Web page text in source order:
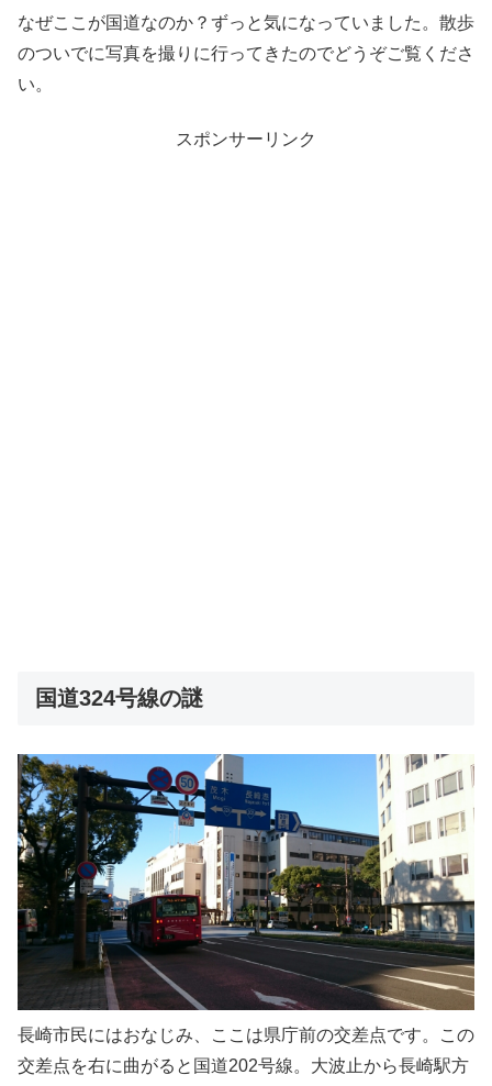
なぜここが国道なのか？ずっと気になっていました。散歩
のついでに写真を撮りに行ってきたのでどうぞご覧くださ
い。
スポンサーリンク
国道324号線の謎
長崎市民にはおなじみ、ここは県庁前の交差点です。この
交差点を右に曲がると国道202号線。大波止から長崎駅方